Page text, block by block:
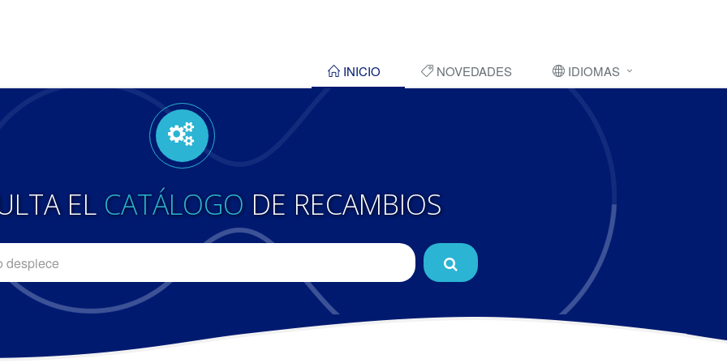
INICIO NOVEDADES IDIOMAS
EL CATÁLOGODE RECAMBIOS